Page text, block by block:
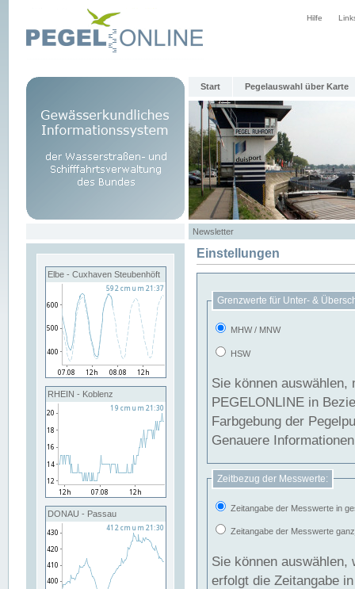
Hilfe
Start Pegelauswahl über Karte
Newsletter
Elbe - Cuxhaven Steubenhöft
RHEIN - Koblenz
DONAU - Passau
Einstellungen
Grenzwerte für Unter- &
MHW / MNW
HSW
Sie können
PEGELONLINE in Beziehung
Farbgebung der
Genauere
Zeitbezug der Messwerte:
Zeitangabe der Messwerte in
Zeitangabe der Messwerte
Sie können auswählen,
erfolgt die Zeitangabe